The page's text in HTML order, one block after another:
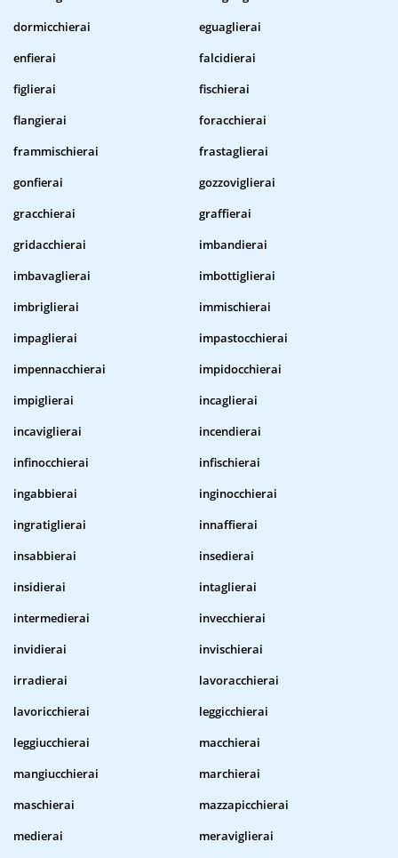
dormicchierai
eguaglierai
enfierai
falcidierai
figlierai
fischierai
flangierai
foracchierai
frammischierai
frastaglierai
gonfierai
gozzoviglierai
gracchierai
graffierai
gridacchierai
imbandierai
imbavaglierai
imbottiglierai
imbriglierai
immischierai
impaglierai
impastocchierai
impennacchierai
impidocchierai
impiglierai
incaglierai
incaviglierai
incendierai
infinocchierai
infischierai
ingabbierai
inginocchierai
ingratiglierai
innaffierai
insabbierai
insedierai
insidierai
intaglierai
intermedierai
invecchierai
invidierai
invischierai
irradierai
lavoracchierai
lavoricchierai
leggicchierai
leggiucchierai
macchierai
mangiucchierai
marchierai
maschierai
mazzapicchierai
medierai
meraviglierai